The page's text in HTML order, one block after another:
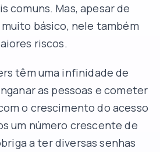
comuns. Mas, apesar de
básico, nele também
riscos.
têm uma infinidade de
as pessoas e cometer
o crescimento do acesso
um número crescente de
a ter diversas senhas